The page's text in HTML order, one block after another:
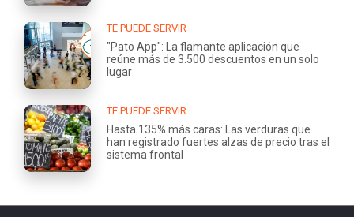
TE PUEDE SERVIR
"Pato App": La flamante aplicación que
reúne más de 3.500 descuentos en un solo
lugar
TE PUEDE SERVIR
Hasta 135% más caras: Las verduras que
han registrado fuertes alzas de precio tras el
sistema frontal